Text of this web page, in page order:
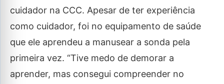
cuidador na CCC. Apesar de ter experiência
como cuidador, foi no equipamento de saúde
que ele aprendeu a manusear a sonda pela
primeira vez. “Tive medo de demorar a
aprender, mas consegui compreender no